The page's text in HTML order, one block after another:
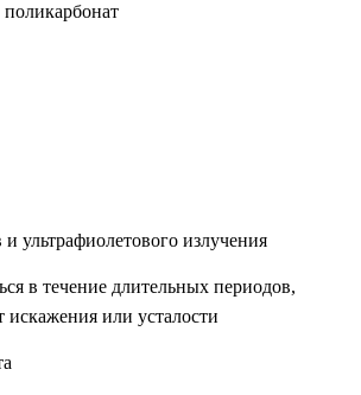
ультрафиолетового излучения
в течение длительных периодов,
искажения или усталости